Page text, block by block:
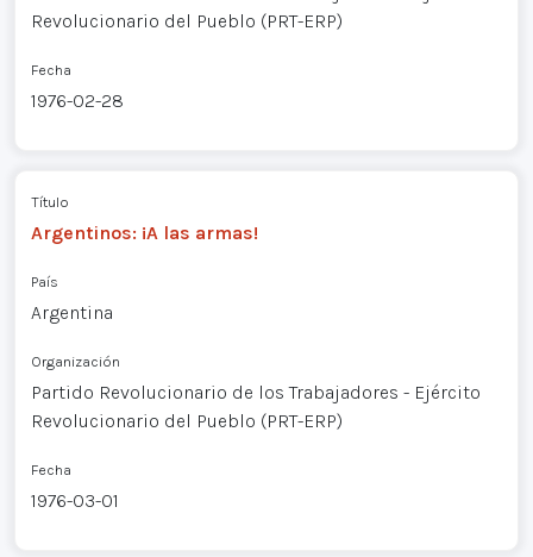
Revolucionario del Pueblo (PRT-ERP)
Fecha
1976-02-28
Título
Argentinos: ¡A las armas!
País
Argentina
Organización
Partido Revolucionario de los Trabajadores - Ejército
Revolucionario del Pueblo (PRT-ERP)
Fecha
1976-03-01